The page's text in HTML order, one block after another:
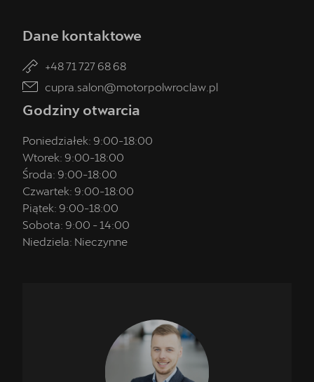
Dane kontaktowe
+48 71 727 68 68
cupra.salon@motorpolwroclaw.pl
Godziny otwarcia
Poniedziałek: 9:00-18:00
Wtorek: 9:00-18:00
Środa: 9:00-18:00
Czwartek: 9:00-18:00
Piątek: 9:00-18:00
Sobota: 9:00 - 14:00
Niedziela: Nieczynne